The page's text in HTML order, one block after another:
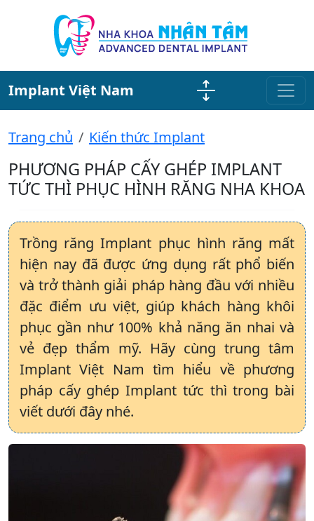
Implant Việt Nam
Trang chủ Kiến thức Implant
PHƯƠNG PHÁP CẤY GHÉP IMPLANT
TỨC THÌ PHỤC HÌNH RĂNG NHA KHOA
Trồng răng Implant phục hình răng mất
hiện nay đã được ứng dụng rất phổ biến
và trở thành giải pháp hàng đầu với nhiều
đặc điểm ưu việt, giúp khách hàng khôi
phục gần như 100% khả năng ăn nhai và
vẻ đẹp thẩm mỹ. Hãy cùng trung tâm
Implant Việt Nam tìm hiểu về phương
pháp cấy ghép Implant tức thì trong bài
viết dưới đây nhé.